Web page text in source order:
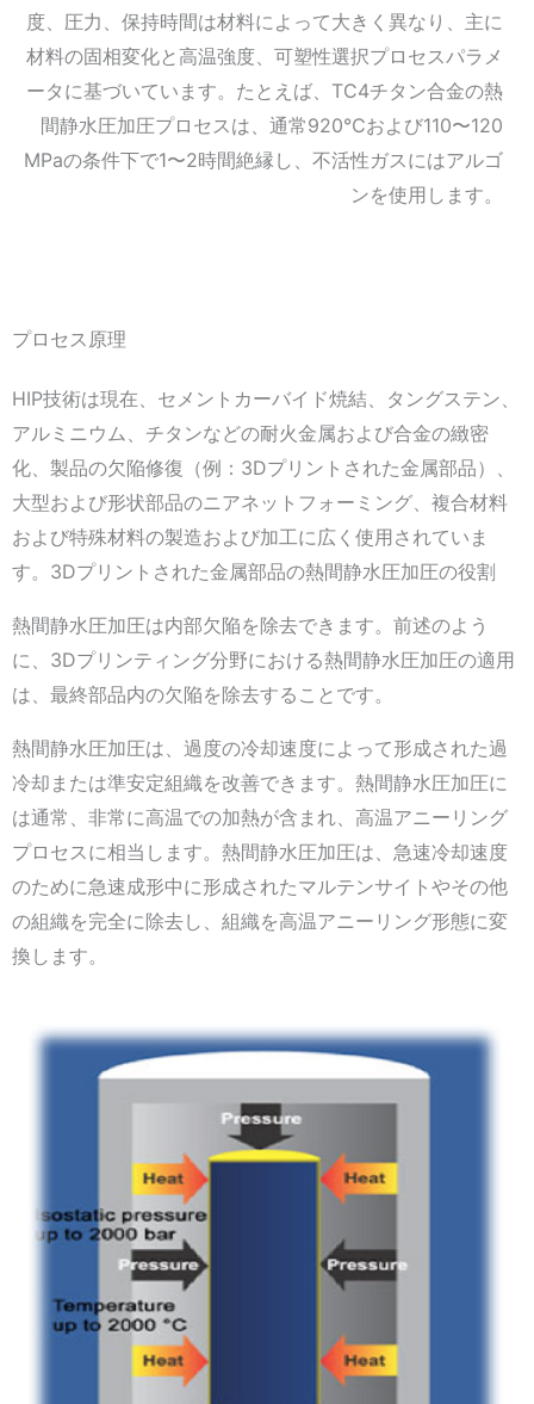
度、圧力、保持時間は材料によって大きく異なり、主に
材料の固相変化と高温強度、可塑性選択プロセスパラメ
ータに基づいています。たとえば、TC4チタン合金の熱
間静水圧加圧プロセスは、通常920℃および110〜120
MPaの条件下で1〜2時間絶縁し、不活性ガスにはアルゴ
ンを使用します。
プロセス原理
HIP技術は現在、セメントカーバイド焼結、タングステン、
アルミニウム、チタンなどの耐火金属および合金の緻密
化、製品の欠陥修復（例：3Dプリントされた金属部品）、
大型および形状部品のニアネットフォーミング、複合材料
および特殊材料の製造および加工に広く使用されていま
す。3Dプリントされた金属部品の熱間静水圧加圧の役割
熱間静水圧加圧は内部欠陥を除去できます。前述のよう
に、3Dプリンティング分野における熱間静水圧加圧の適用
は、最終部品内の欠陥を除去することです。
熱間静水圧加圧は、過度の冷却速度によって形成された過
冷却または準安定組織を改善できます。熱間静水圧加圧に
は通常、非常に高温での加熱が含まれ、高温アニーリング
プロセスに相当します。熱間静水圧加圧は、急速冷却速度
のために急速成形中に形成されたマルテンサイトやその他
の組織を完全に除去し、組織を高温アニーリング形態に変
換します。